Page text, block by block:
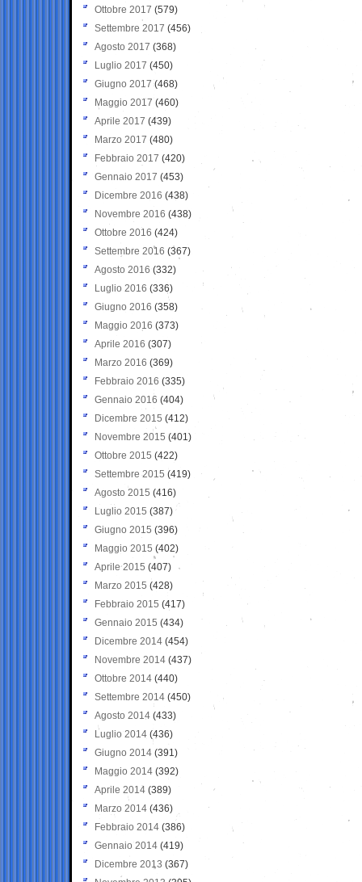
Ottobre 2017 (579)
Settembre 2017 (456)
Agosto 2017 (368)
Luglio 2017 (450)
Giugno 2017 (468)
Maggio 2017 (460)
Aprile 2017 (439)
Marzo 2017 (480)
Febbraio 2017 (420)
Gennaio 2017 (453)
Dicembre 2016 (438)
Novembre 2016 (438)
Ottobre 2016 (424)
Settembre 2016 (367)
Agosto 2016 (332)
Luglio 2016 (336)
Giugno 2016 (358)
Maggio 2016 (373)
Aprile 2016 (307)
Marzo 2016 (369)
Febbraio 2016 (335)
Gennaio 2016 (404)
Dicembre 2015 (412)
Novembre 2015 (401)
Ottobre 2015 (422)
Settembre 2015 (419)
Agosto 2015 (416)
Luglio 2015 (387)
Giugno 2015 (396)
Maggio 2015 (402)
Aprile 2015 (407)
Marzo 2015 (428)
Febbraio 2015 (417)
Gennaio 2015 (434)
Dicembre 2014 (454)
Novembre 2014 (437)
Ottobre 2014 (440)
Settembre 2014 (450)
Agosto 2014 (433)
Luglio 2014 (436)
Giugno 2014 (391)
Maggio 2014 (392)
Aprile 2014 (389)
Marzo 2014 (436)
Febbraio 2014 (386)
Gennaio 2014 (419)
Dicembre 2013 (367)